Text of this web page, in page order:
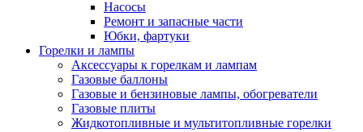
Насосы
Ремонт и запасные части
Юбки, фартуки
Горелки и лампы
Аксессуары к горелкам и лампам
Газовые баллоны
Газовые и бензиновые лампы, обогреватели
Газовые плиты
Жидкотопливные и мультитопливные горелки